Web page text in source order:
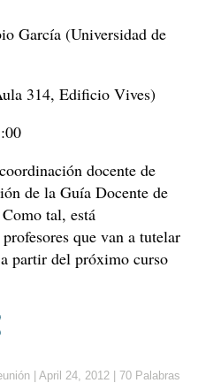
García (Universidad de
314, Edificio Vives)
docente de
de la Guía Docente de
tal, está
que van a tutelar
partir del próximo curso
April 24, 2012 70 Palabras